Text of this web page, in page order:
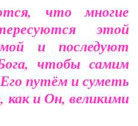
что многие
этой
и последуют
чтобы самим
путём и суметь
и Он, великими